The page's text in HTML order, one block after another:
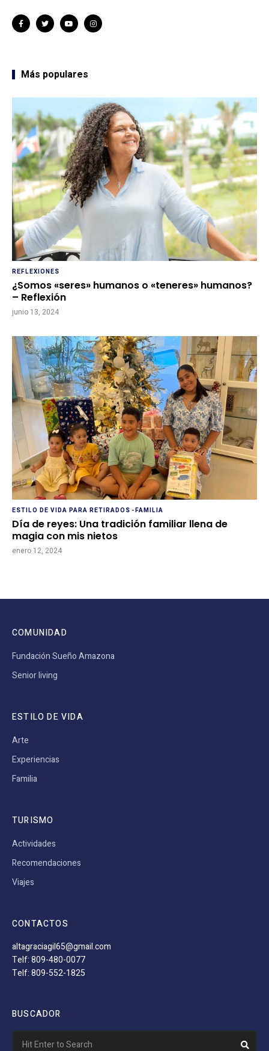
Más populares
REFLEXIONES
¿Somos «seres» humanos o «teneres» humanos?
– Reflexión
junio 13, 2024
ESTILO DE VIDA PARA RETIRADOS -FAMILIA
Día de reyes: Una tradición familiar llena de
magia con mis nietos
enero 12, 2024
COMUNIDAD
Fundación Sueño Amazona
Senior living
ESTILO DE VIDA
Arte
Experiencias
Familia
TURISMO
Actividades
Recomendaciones
Viajes
CONTACTOS
altagraciagil65@gmail.com
Telf: 809-480-0077
Telf: 809-552-1825
BUSCADOR